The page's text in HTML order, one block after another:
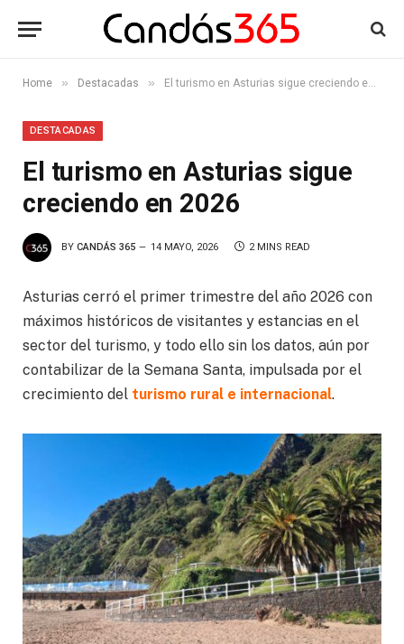
Home » Destacadas » El turismo en Asturias sigue creciendo en 2026
DESTACADAS
El turismo en Asturias sigue
creciendo en 2026
BY CANDÁS 365 14 MAYO, 2026 2 MINS READ
Asturias cerró el primer trimestre del año 2026 con
máximos históricos de visitantes y estancias en el
sector del turismo, y todo ello sin los datos, aún por
contabilizar de la Semana Santa, impulsada por el
crecimiento del turismo rural e internacional.